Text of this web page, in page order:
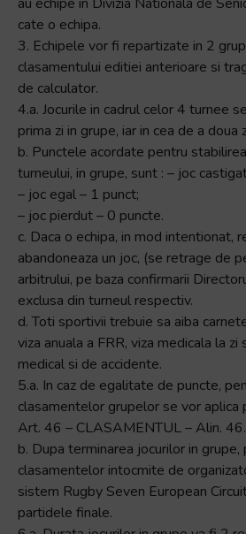
cate o echipa.
3. Echipele vor fi repartizate in 2
clasamentului editiei anterioare si
de calculator.
4.a. Jocurile in cadrul celor 4 turnee
prima zi in grupe, iar in cea de a doua
b. Punctele acordate pentru
turneului, in grupe, sunt : – joc
– joc egal – 1 punct;
– joc pierdut – 0 puncte.
c. Daca o echipa, in mod intentionat,
abandoneaza un joc, (se retrage de
arbitrului, pe baza confirmarii
exclusa din turneul respectiv.
d. Toti sportivii trebuie sa aiba
viza anuala a FRR, viza medicala la
medical si de accidente.
5.a. In caz de egalitate de puncte,
clasamentelor grupelor se vor aplica
Art. 46 – CLASAMENTUL – Alin.
b. Dupa terminarea jocurilor in grupe,
clasamentelor intocmite de
sistem Rugby Seven European
partidele finale.